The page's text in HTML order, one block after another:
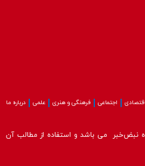
اقتصادی اجتماعی فرهنگی و هنری علمی درباره ما
نبض‌خبر می باشد و استفاده از مطالب آن